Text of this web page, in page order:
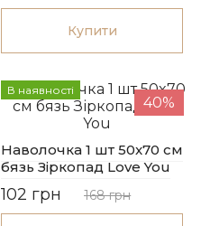
Купити
В наявності
40%
Наволочка 1 шт 50x70 см
бязь Зіркопад Love You
102 грн 168 грн